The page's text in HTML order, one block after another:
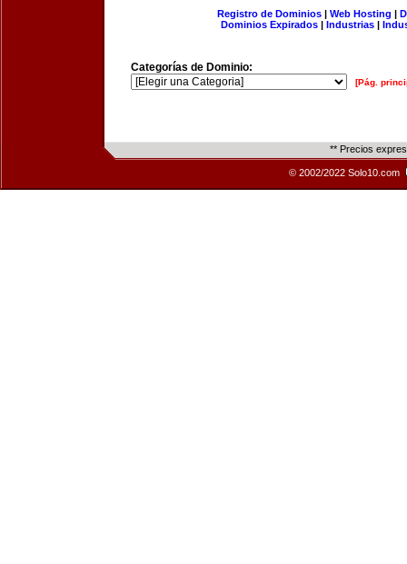
Registro de Dominios| Web Hosting |
Dominios Expirados | Industrias |
Categorías de Dominio:
[Pág.
** Precios
© 2002/2022 Solo10.com